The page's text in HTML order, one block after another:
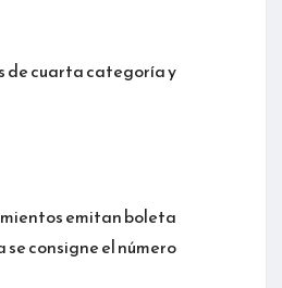
de cuarta categoría y
emitan boleta
consigne el número